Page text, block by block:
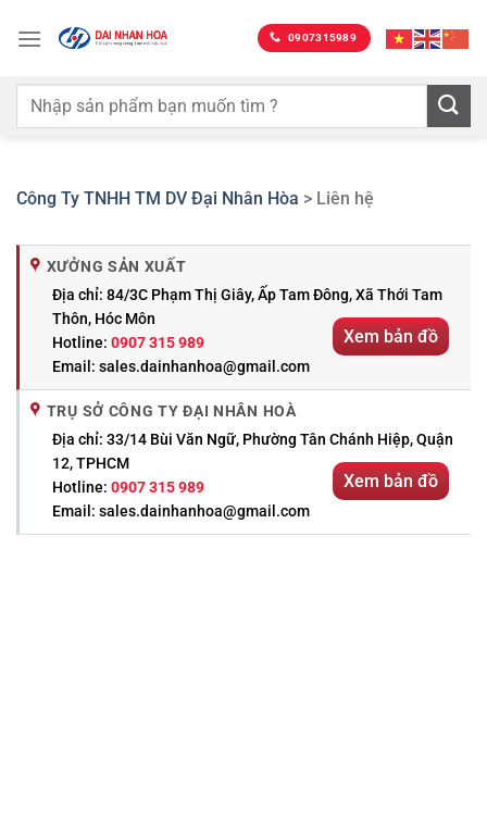
qua
dung
0907315989
Công Ty TNHH TM DV Đại Nhân Hòa > Liên hệ
XƯỞNG SẢN XUẤT
Địa chỉ: 84/3C Phạm Thị Giây, Ấp Tam Đông, Xã Thới Tam
Thôn, Hóc Môn
Hotline: 0907 315 989
Email: sales.dainhanhoa@gmail.com
Xem bản đồ
TRỤ SỞ CÔNG TY ĐẠI NHÂN HOÀ
Địa chỉ: 33/14 Bùi Văn Ngữ, Phường Tân Chánh Hiệp, Quận
12, TPHCM
Hotline: 0907 315 989
Email: sales.dainhanhoa@gmail.com
Xem bản đồ